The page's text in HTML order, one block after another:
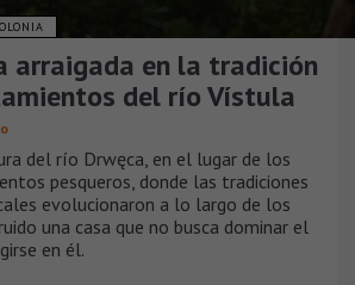
arraigada en la tradición
del río Vístula
del río Drwęca, en el lugar de los
pesqueros, donde las tradiciones
evolucionaron a lo largo de los
una casa que no busca dominar el
en él.